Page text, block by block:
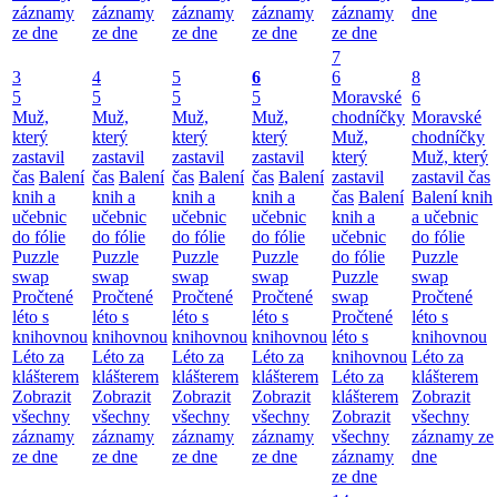
záznamy
ze dne
záznamy
ze dne
záznamy
ze dne
záznamy
ze dne
záznamy
ze dne
dne
3
5
Muž,
který
zastavil
čas Balení
knih a
učebnic
do fólie
Puzzle
swap
Pročtené
léto s
knihovnou
Léto za
klášterem
Zobrazit
všechny
záznamy
ze dne
4
5
Muž,
který
zastavil
čas Balení
knih a
učebnic
do fólie
Puzzle
swap
Pročtené
léto s
knihovnou
Léto za
klášterem
Zobrazit
všechny
záznamy
ze dne
5
5
Muž,
který
zastavil
čas Balení
knih a
učebnic
do fólie
Puzzle
swap
Pročtené
léto s
knihovnou
Léto za
klášterem
Zobrazit
všechny
záznamy
ze dne
6
5
Muž,
který
zastavil
čas Balení
knih a
učebnic
do fólie
Puzzle
swap
Pročtené
léto s
knihovnou
Léto za
klášterem
Zobrazit
všechny
záznamy
ze dne
7
6
Moravské
chodníčky
Muž,
který
zastavil
čas Balení
knih a
učebnic
do fólie
Puzzle
swap
Pročtené
léto s
knihovnou
Léto za
klášterem
Zobrazit
všechny
záznamy
ze dne
8
6
Moravské
chodníčky
Muž, který
zastavil čas
Balení knih
a učebnic
do fólie
Puzzle
swap
Pročtené
léto s
knihovnou
Léto za
klášterem
Zobrazit
všechny
záznamy ze
dne